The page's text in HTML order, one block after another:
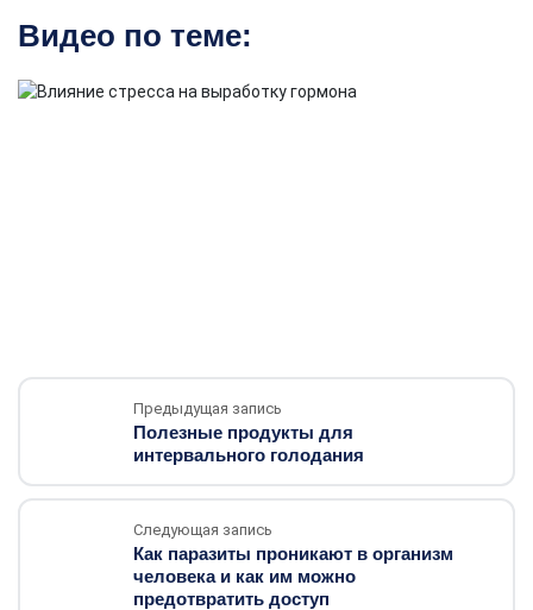
Видео по теме:
Предыдущая запись
Полезные продукты для
интервального голодания
Следующая запись
Как паразиты проникают в организм
человека и как им можно
предотвратить доступ